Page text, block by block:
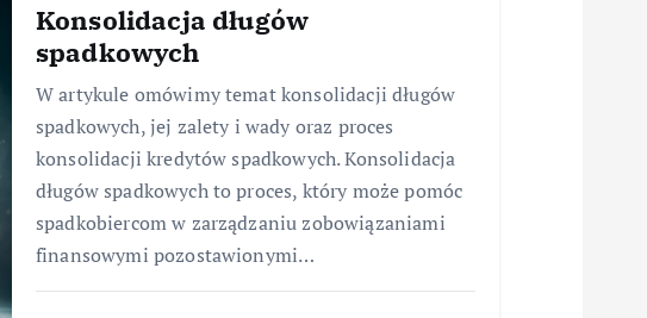
Konsolidacja długów
spadkowych
W artykule omówimy temat konsolidacji długów
spadkowych, jej zalety i wady oraz proces
konsolidacji kredytów spadkowych. Konsolidacja
długów spadkowych to proces, który może pomóc
spadkobiercom w zarządzaniu zobowiązaniami
finansowymi pozostawionymi…